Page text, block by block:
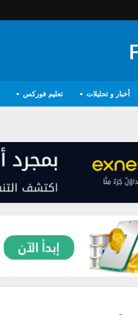
أخبار و تحليلات تعليم فوركس